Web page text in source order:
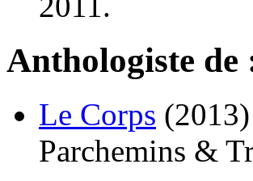
Anthologiste de
Le Corps (2013)
Parchemins &